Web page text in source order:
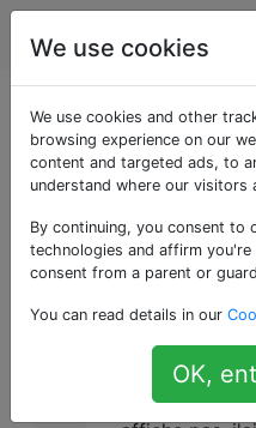
de la
8 J'ai une page
latérales avec
La requête
publications
We use cookies
We use cookies and other
browsing experience on our
content and targeted ads, to
understand where our visitors
By continuing, you consent to
technologies and affirm
consent from a parent or
You can read details in our
OK,